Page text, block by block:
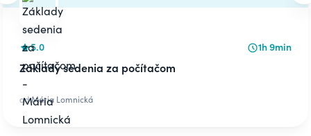
5.0 1h 9min
Základy sedenia za počítačom
odMária Lomnická